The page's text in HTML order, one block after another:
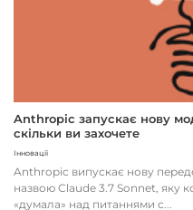
Anthropic запускає нову
скільки ви захочете
Інновації
Anthropic випускає нову
назвою Claude 3.7 Sonnet, яку
«думала» над питаннями с...